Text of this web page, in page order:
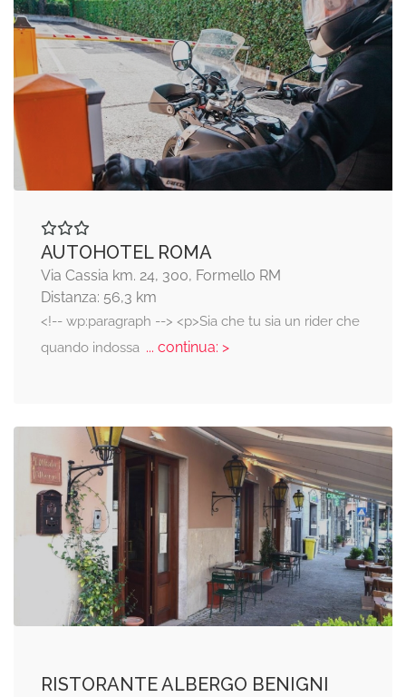
AUTOHOTEL ROMA
Via Cassia km. 24, 300, Formello RM
Distanza: 56,3 km
<!-- wp:paragraph --> <p>Sia che tu sia un rider che
quando indossa ... continua: >
RISTORANTE ALBERGO BENIGNI